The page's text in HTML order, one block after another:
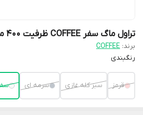
تراول ماگ سفر COFFEE ظرفیت 400 میل
برند: COFFEE
رنگبندی
قرمز سبز کله غازی سرمه ای